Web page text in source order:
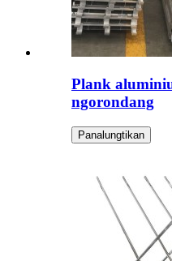
Plank
ngorondang
Panalungtikan